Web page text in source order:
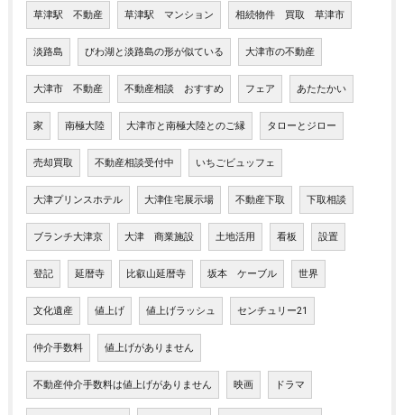
草津駅 不動産 草津駅 マンション 相続物件 買取 草津市
淡路島 びわ湖と淡路島の形が似ている 大津市の不動産
大津市 不動産 不動産相談 おすすめ フェア あたたかい
家 南極大陸 大津市と南極大陸とのご縁 タローとジロー
売却買取 不動産相談受付中 いちごビュッフェ
大津プリンスホテル 大津住宅展示場 不動産下取 下取相談
ブランチ大津京 大津 商業施設 土地活用 看板 設置
登記 延暦寺 比叡山延暦寺 坂本 ケーブル 世界
文化遺産 値上げ 値上げラッシュ センチュリー21
仲介手数料 値上げがありません
不動産仲介手数料は値上げがありません 映画 ドラマ